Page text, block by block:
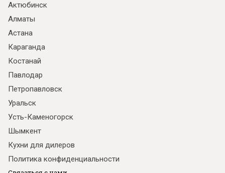
Актюбинск
Алматы
Астана
Караганда
Костанай
Павлодар
Петропавловск
Уральск
Усть-Каменогорск
Шымкент
Кухни для дилеров
Политика конфиденциальности